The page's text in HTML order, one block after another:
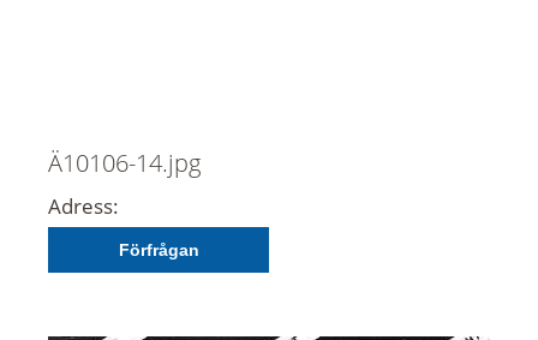
Ä10106-14.jpg
Adress:
Förfrågan